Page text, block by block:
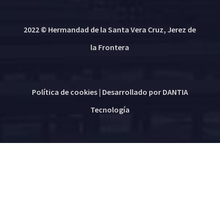
2022 © Hermandad de la Santa Vera Cruz, Jerez de
la Frontera
Política de cookies| Desarrollado por DANTIA
Tecnología